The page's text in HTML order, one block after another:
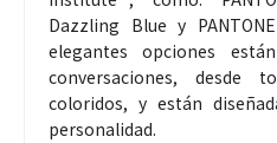
Dazzling Blue y
elegantes opciones
conversaciones, desde
coloridos, y están
personalidad.